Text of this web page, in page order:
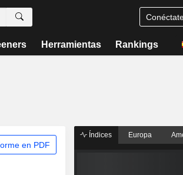
Herramientas Rankings
en PDF
Índices Europa